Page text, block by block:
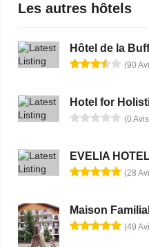
Les autres hôtels
Hôtel de la
(90
Hotel for
(0
EVELIA
(28
Maison
(49